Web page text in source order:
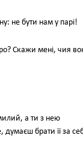
не бути нам у парі!
Скажи мені, чия
а ти з нею
брати її за